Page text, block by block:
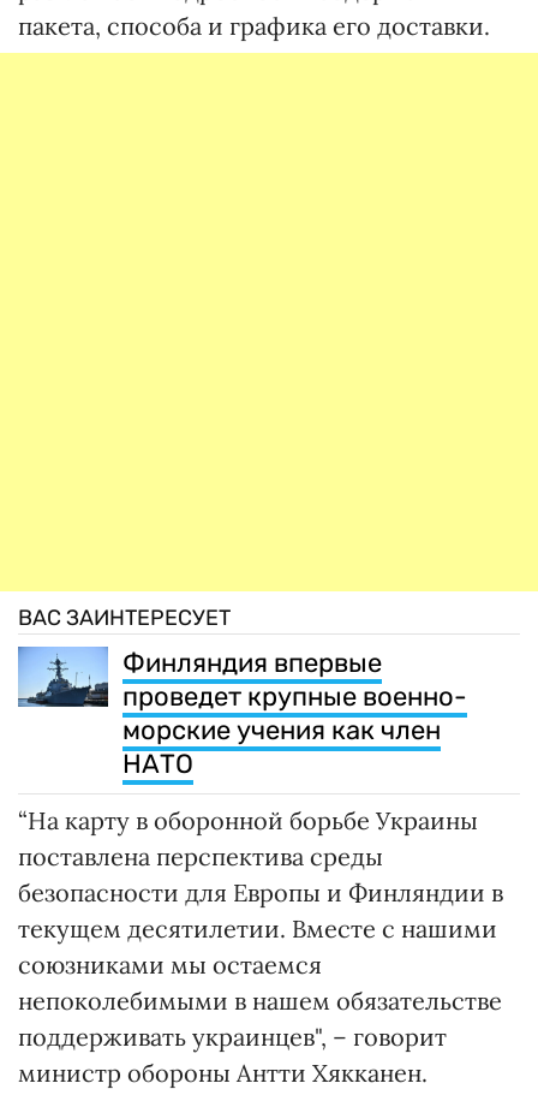
пакета, способа и графика его доставки.
ВАС ЗАИНТЕРЕСУЕТ
Финляндия впервые
проведет крупные военно-
морские учения как член
НАТО
“На карту в оборонной борьбе Украины
поставлена перспектива среды
безопасности для Европы и Финляндии в
текущем десятилетии. Вместе с нашими
союзниками мы остаемся
непоколебимыми в нашем обязательстве
поддерживать украинцев", – говорит
министр обороны Антти Хякканен.